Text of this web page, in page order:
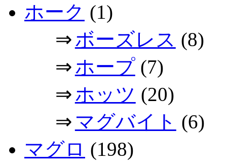
ホーク (1)
⇒ボーズレス (8)
⇒ホープ(7)
⇒ホッツ (20)
⇒ マグバイト (6)
マグロ (198)